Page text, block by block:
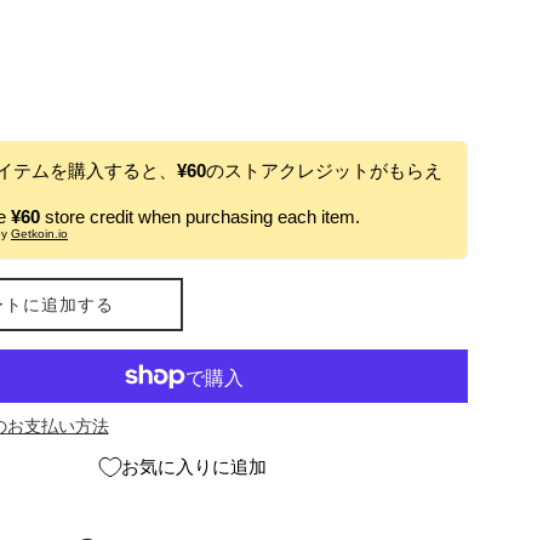
テムを購入すると、 ¥60のストアクレジットがもらえ
¥60 store credit when purchasing each item.
Getkoin.io
に追加する
お支払い方法
お気に入りに追加